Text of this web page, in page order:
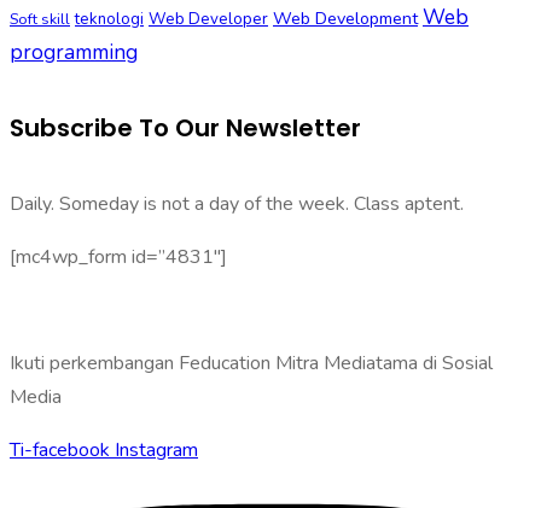
Soft skill teknologi Web Developer Web Development Web
programming
Subscribe To Our Newsletter
Daily. Someday is not a day of the week. Class aptent.
[mc4wp_form id=”4831″]
Ikuti perkembangan Feducation Mitra Mediatama di Sosial
Media
Ti-facebook Instagram